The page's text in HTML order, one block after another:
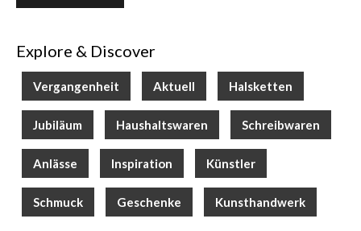
Explore & Discover
Vergangenheit Aktuell Halsketten
Jubiläum Haushaltswaren Schreibwaren
Anlässe Inspiration Künstler
Schmuck Geschenke Kunsthandwerk